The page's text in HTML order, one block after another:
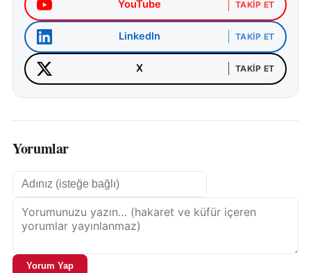
YouTube TAKIP ET
LinkedIn TAKIP ET
X TAKIP ET
Yorumlar
Yorum Yap